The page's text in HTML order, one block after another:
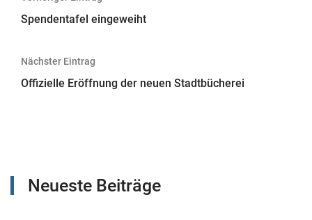
Spendentafel eingeweiht
Nächster Eintrag
Offizielle Eröffnung der neuen Stadtbücherei
Neueste Beiträge